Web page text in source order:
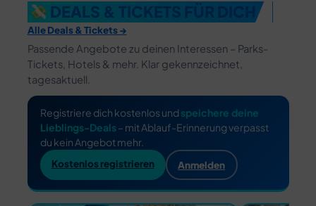
DEALS & TICKETS FÜR DICH
Alle Deals & Tickets →
Passende Angebote zu deinen Interessen – Parks-
Tickets, Hotels & mehr. Klar gekennzeichnet,
tagesaktuell.
Registriere dich kostenlos und speichere deine
Lieblings-Deals– mit Ablauf-Erinnerung verpasst
du kein Angebot mehr.
Kostenlos registrieren Anmelden